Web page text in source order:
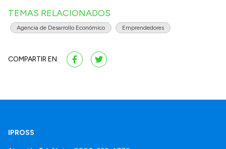
TEMAS RELACIONADOS
Agencia de Desarrollo Económico Emprendedores
COMPARTIR EN:
IPROSS